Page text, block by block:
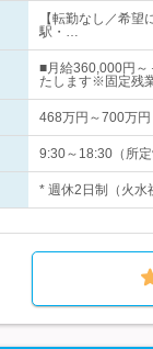
【転勤なし／希
駅・…
■月給360,000円～
たします※固定残
468万円～700万円
9:30～18:30（所
* 週休2日制（火